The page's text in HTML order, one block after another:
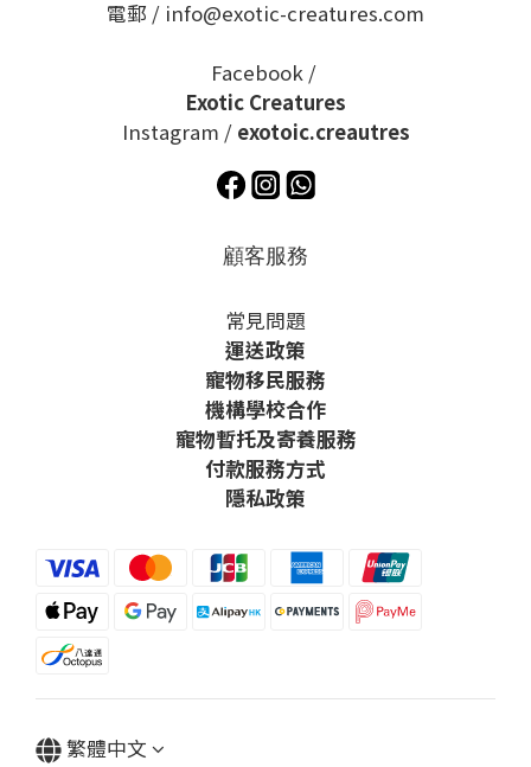
電郵 / info@exotic-creatures.com
Facebook /
Exotic Creatures
Instagram / exotoic.creautres
顧客服務
常見問題
運送政策
寵物移民服務
機構學校合作
寵物暫托及寄養服務
付款服務方式
隱私政策
繁體中文